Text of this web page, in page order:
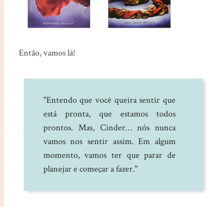
Então, vamos lá!
"Entendo que você queira sentir que
está pronta, que estamos todos
prontos. Mas, Cinder… nós nunca
vamos nos sentir assim. Em algum
momento, vamos ter que parar de
planejar e começar a fazer."